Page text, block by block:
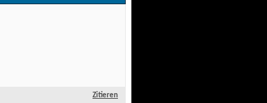
Zitieren